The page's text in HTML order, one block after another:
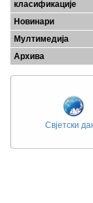
класификације
Новинари
Мултимедија
Архива
Свјетски